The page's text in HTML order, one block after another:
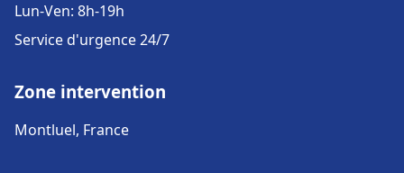
Lun-Ven: 8h-19h
Service d'urgence 24/7
Zone intervention
Montluel, France